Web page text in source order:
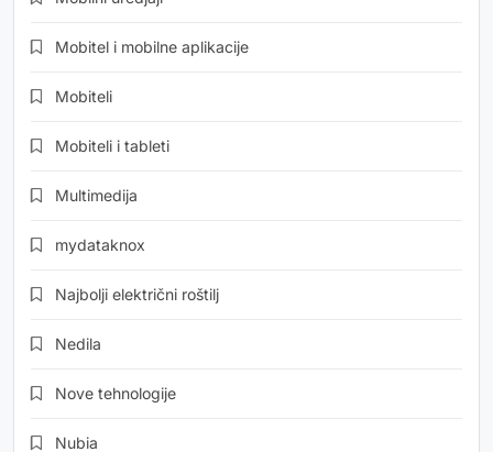
Mobitel i mobilne aplikacije
Mobiteli
Mobiteli i tableti
Multimedija
mydataknox
Najbolji električni roštilj
Nedila
Nove tehnologije
Nubia